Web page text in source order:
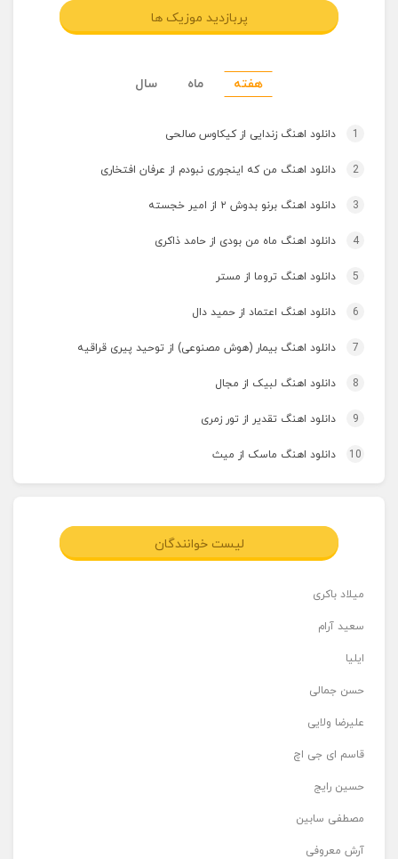
پربازدید موزیک ها
هفته ماه سال
1 دانلود اهنگ زندایی از کیکاوس صالحی
2 دانلود اهنگ من که اینجوری نبودم از عرفان افتخاری
3 دانلود اهنگ برنو بدوش ۲ از امیر خجسته
4 دانلود اهنگ ماه من بودی از حامد ذاکری
5 دانلود اهنگ تروما از مستر
6 دانلود اهنگ اعتماد از حمید دال
7 دانلود اهنگ بیمار (هوش مصنوعی) از توحید پیری قراقیه
8 دانلود اهنگ لبیک از مجال
9 دانلود اهنگ تقدیر از تور زمری
10 دانلود اهنگ ماسک از میث
لیست خوانندگان
میلاد باکری
سعید آرام
ایلیا
حسن جمالی
علیرضا ولایی
قاسم ای جی اچ
حسین رایج
مصطفی سابین
آرش معروفی